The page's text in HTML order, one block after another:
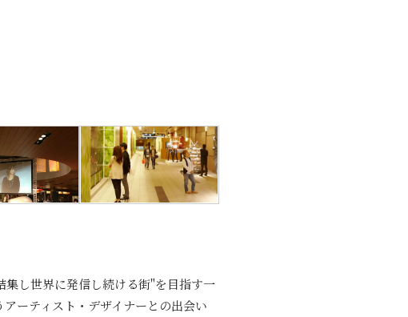
し世界に発信し続ける街"を目指す一
ーティスト・デザイナーとの出会い